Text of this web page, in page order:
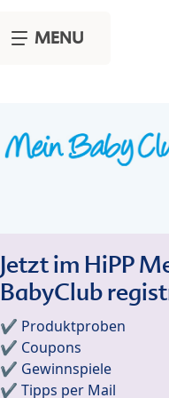
MENU
Jetzt im HiPP
BabyClub
✔️ Produktproben
✔️ Coupons
✔️ Gewinnspiele
✔️ Tipps per Mail